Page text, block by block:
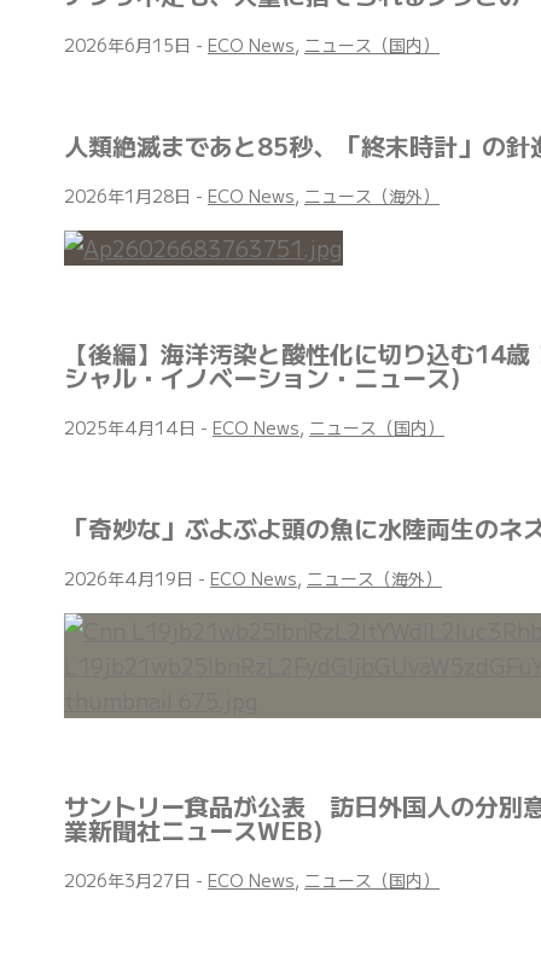
2026年6月15日 - ECO News, ニュース（国内）
人類絶滅まであと85秒、「終末時計」の
2026年1月28日 - ECO News, ニュース（海外）
【後編】海洋汚染と酸性化に切り込む14
シャル・イノベーション・ニュース)
2025年4月14日 - ECO News, ニュース（国内）
「奇妙な」ぶよぶよ頭の魚に水陸両生の
2026年4月19日 - ECO News, ニュース（海外）
サントリー食品が公表 訪日外国人の分別
業新聞社ニュースWEB)
2026年3月27日 - ECO News, ニュース（国内）